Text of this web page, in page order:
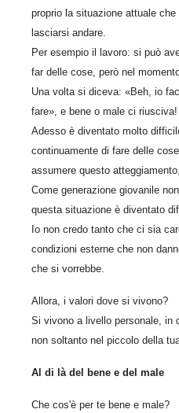
proprio la situazione attuale
lasciarsi andare.
Per esempio il lavoro: si può
far delle cose, però nel
Una volta si diceva: «Beh, io
fare», e bene o male ci riusciva!
Adesso è diventato molto
continuamente di fare delle
assumere questo
Come generazione giovanile
questa situazione è diventato
Io non credo tanto che ci sia
condizioni esterne che non
che si vorrebbe.
Allora, i valori dove si vivono?
Si vivono a livello personale, in
non soltanto nel piccolo della
Al di là del bene e del male
Che cos'è per te bene e male?